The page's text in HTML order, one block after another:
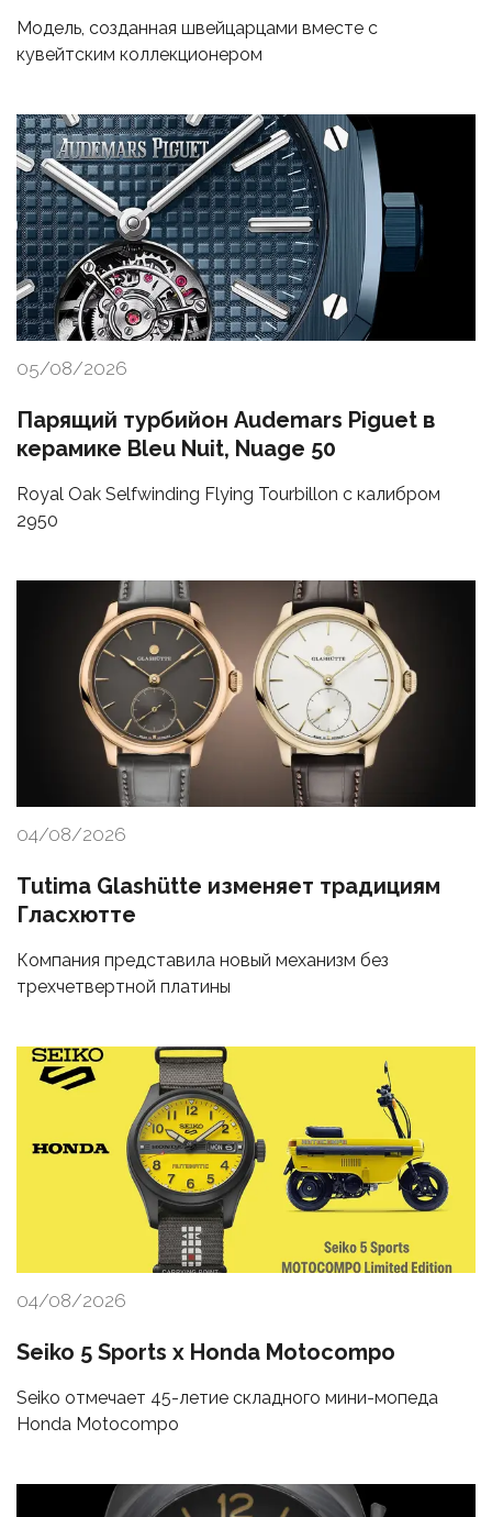
Модель, созданная швейцарцами вместе с
кувейтским коллекционером
05/08/2026
Парящий турбийон Audemars Piguet в
керамике Bleu Nuit, Nuage 50
Royal Oak Selfwinding Flying Tourbillon с калибром
2950
04/08/2026
Tutima Glashütte изменяет традициям
Гласхютте
Компания представила новый механизм без
трехчетвертной платины
04/08/2026
Seiko 5 Sports x Honda Motocompo
Seiko отмечает 45-летие складного мини-мопеда
Honda Motocompo